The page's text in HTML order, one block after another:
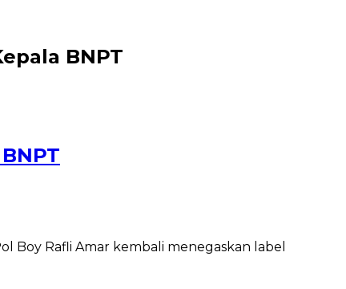
BNPT
Boy Rafli Amar kembali menegaskan label